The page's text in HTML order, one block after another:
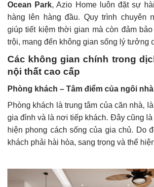
Ocean Park, Azio Home luôn đặt sự
hàng lên hàng đầu. Quy trình chuyên
giúp tiết kiệm thời gian mà còn đảm
trội, mang đến không gian sống lý tưởng
Các không gian chính trong
nội thất cao cấp
Phòng khách – Tâm điểm của ngôi nhà
Phòng khách là trung tâm của căn nhà,
gia đình và là nơi tiếp khách. Đây cũng
hiện phong cách sống của gia chủ. Do
khách phải hài hòa, sang trọng và thể